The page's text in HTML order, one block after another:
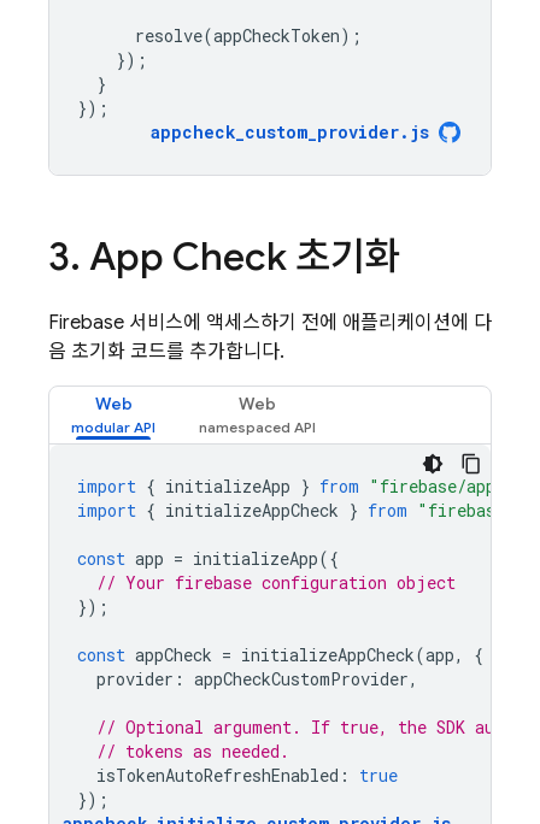
resolve(appCheckToken);
});
}
});
appcheck_custom_provider. js
3. App Check 초기화
Firebase 서비스에 액세스하기 전에 애플리케이션에 다
음 초기화 코드를 추가합니다.
Web Web
import { initializeApp } from "firebase/app"
import { initializeAppCheck } from "firebase/
const app = initializeApp({
// Your firebase configuration object
});
const appCheck = initializeAppCheck(app,
{
provider : appCheckCustomProvider,
// Optional argument. If true, the SDK
// tokens as needed.
isTokenAutoRefreshEnabled :
true
});